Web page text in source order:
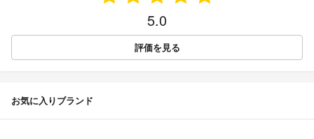
5.0
評価を見る
お気に入りブランド